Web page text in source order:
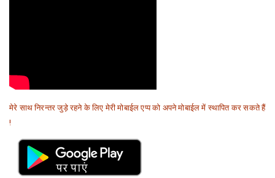
मेरे साथ निरन्तर जुड़े रहने के लिए मेरी मोबाईल एप्प को अपने मोबाईल में स्थापित कर सकते हैं
!